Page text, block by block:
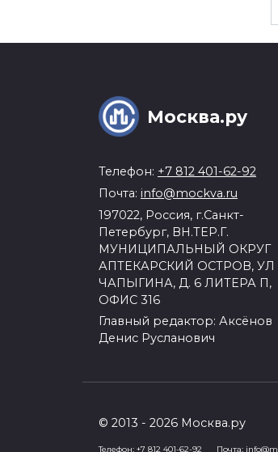
Москва.ру
Телефон: +7 812 401-62-92
Почта: info@mockva.ru
197022, Россия, г.Санкт-
Петербург, ВН.ТЕР.Г.
МУНИЦИПАЛЬНЫЙ ОКРУГ
АПТЕКАРСКИЙ ОСТРОВ, УЛ
ЧАПЫГИНА, Д. 6 ЛИТЕРА П,
ОФИС 316
Главный редактор: Аксёнов
Денис Русланович
© 2013 - 2026 Москва.ру
Телефон: +7 812 401-62-92 Почта: